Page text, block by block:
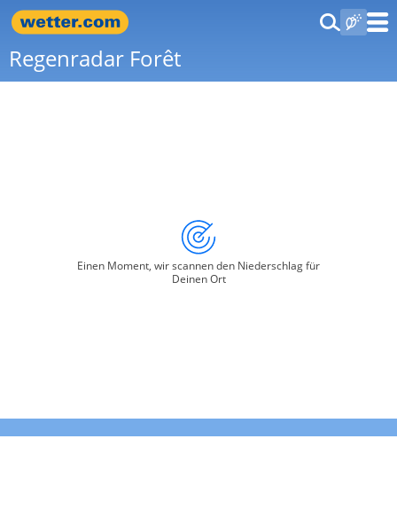
Regenradar Forêt
Einen Moment, wir scannen den Niederschlag für
Deinen Ort